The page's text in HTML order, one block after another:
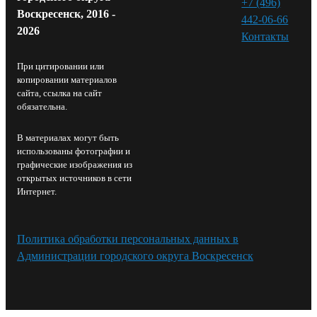
Воскресенск, 2016 -
2026
При цитировании или
копировании материалов
сайта, ссылка на сайт
обязательна.
В материалах могут быть
использованы фотографии и
графические изображения из
открытых источников в сети
Интернет.
442-06-66
Контакты⁠
Политика обработки персональных данных в
Администрации городского округа Воскресенск